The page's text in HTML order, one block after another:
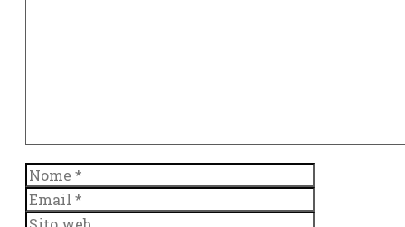
Nome
Email
Sito